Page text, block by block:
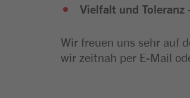
Vielfalt und Toleranz
Wir freuen uns sehr auf
wir zeitnah per E-Mail